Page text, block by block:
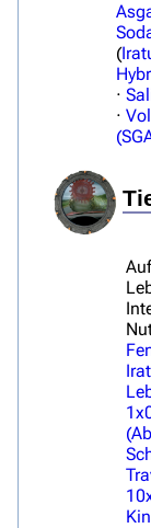
(
·
·